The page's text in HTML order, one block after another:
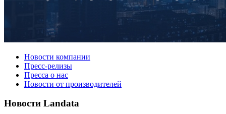
Новости компании
Пресс-релизы
Пресса о нас
Новости от производителей
Новости Landata